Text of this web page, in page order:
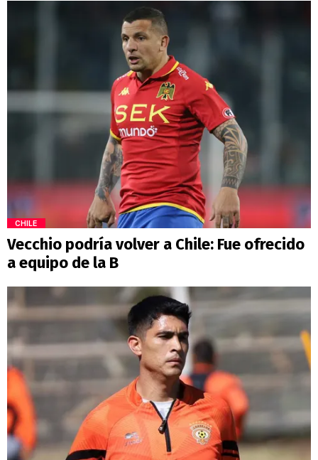
CHILE
Vecchio podría volver a Chile: Fue ofrecido
a equipo de la B